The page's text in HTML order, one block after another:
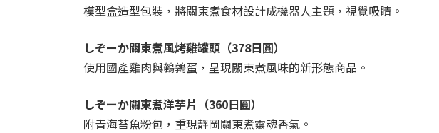
模型盒造型包裝，將關東煮食材設計成機器人主題，視覺吸睛。
しぞーか關東煮風烤雞罐頭（378日圓）
使用國產雞肉與鵪鶉蛋，呈現關東煮風味的新形態商品。
しぞーか關東煮洋芋片（360日圓）
附青海苔魚粉包，重現靜岡關東煮靈魂香氣。